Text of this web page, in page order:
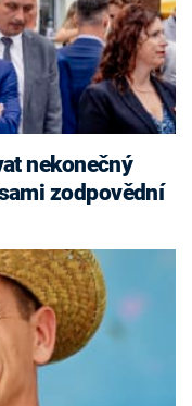
zodpovědní